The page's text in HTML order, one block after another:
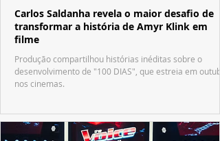
Carlos Saldanha revela o maior desafio de
transformar a história de Amyr Klink em
filme
Produção compartilhou histórias inéditas sobre o
desenvolvimento de "100 DIAS", que estreia em
nos cinemas.